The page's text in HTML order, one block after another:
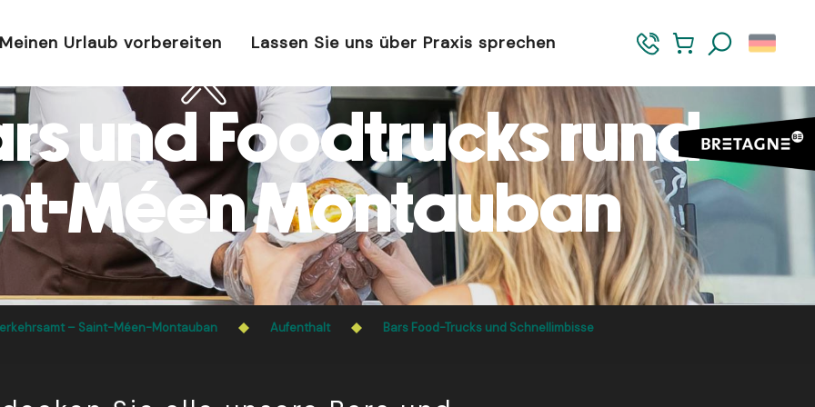
Meinen Urlaub vorbereiten Lassen Sie uns über Praxis sprechen
und Foodtrucks rund
Méen Montauban
– Saint-Méen-Montauban Aufenthalt Bars Food-Trucks und Schnellimbisse